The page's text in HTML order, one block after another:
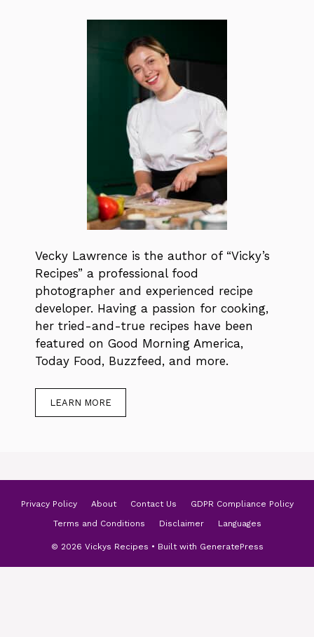
Vecky Lawrence is the author of “Vicky’s
Recipes” a professional food
photographer and experienced recipe
developer. Having a passion for cooking,
her tried-and-true recipes have been
featured on Good Morning America,
Today Food, Buzzfeed, and more.
LEARN MORE
Privacy Policy About Contact Us
GDPR Compliance Policy
Terms and Conditions
Disclaimer Languages
© 2026 Vickys Recipes • Built with GeneratePress